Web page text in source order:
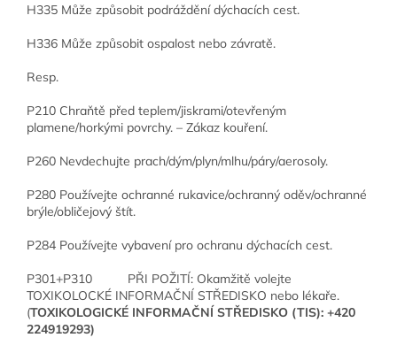
H335 Může způsobit podráždění dýchacích cest.
H336 Může způsobit ospalost nebo závratě.
Resp.
P210 Chraňtě před teplem/jiskrami/otevřeným
plamene/horkými povrchy. – Zákaz kouření.
P260 Nevdechujte prach/dým/plyn/mlhu/páry/aerosoly.
P280 Používejte ochranné rukavice/ochranný oděv/ochranné
brýle/obličejový štít.
P284 Používejte vybavení pro ochranu dýchacích cest.
P301+P310 PŘI POŽITÍ: Okamžitě volejte
TOXIKOLOCKÉ INFORMAČNÍ STŘEDISKO nebo lékaře.
(TOXIKOLOGICKÉ INFORMAČNÍ STŘEDISKO (TIS): +420
224919293)